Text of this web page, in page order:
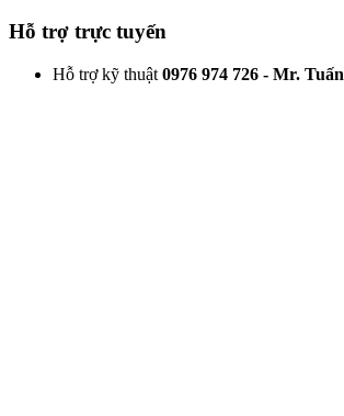
Hỗ trợ trực tuyến
Hỗ trợ kỹ thuật 0976 974 726 - Mr. Tuấn